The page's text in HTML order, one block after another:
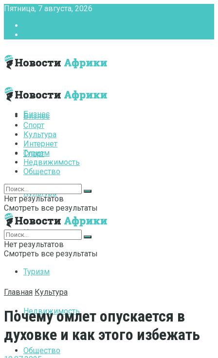
Пятница, 7 августа, 2026
Бизнес
Спорт
Культура
Интернет
Туризм
Недвижимость
Общество
Бизнес
Спорт
Культура
Интернет
Туризм
Недвижимость
Общество
Нет результатов
Смотреть все результаты
Нет результатов
Смотреть все результаты
Главная Культура
Почему омлет опускается в
духовке и как этого избежать